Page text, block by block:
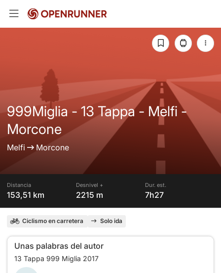
999Miglia - 13 Tappa - Melfi -
Morcone
Melfi Morcone
Distancia
153,51 km
Desnivel +
2215 m
Dur. est.
7h27
Ciclismo en carretera Solo ida
Unas palabras del autor